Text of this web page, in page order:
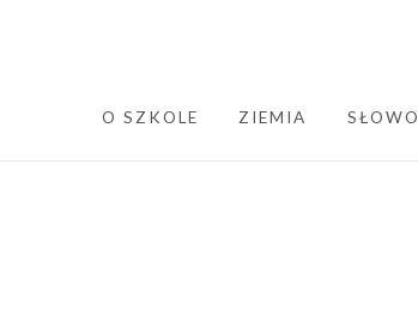
O SZKOLE ZIEMIA SŁOWO